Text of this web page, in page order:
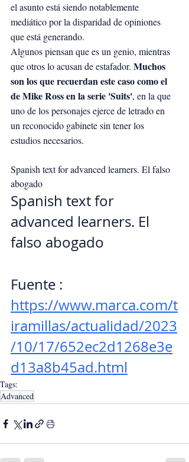
el asunto está siendo notablemente
mediático por la disparidad de opiniones
que está generando.
Algunos piensan que es un genio, mientras
que otros lo acusan de estafador. Muchos
son los que recuerdan este caso como el
de Mike Ross en la serie 'Suits', en la que
uno de los personajes ejerce de letrado en
un reconocido gabinete sin tener los
estudios necesarios.
Spanish text for advanced learners. El falso
abogado
Spanish text for
advanced learners. El
falso abogado
Fuente :
https://www.marca.com/t
iramillas/actualidad/2023
/10/17/652ec2d1268e3e
d13a8b45ad.html
Tags:
Advanced